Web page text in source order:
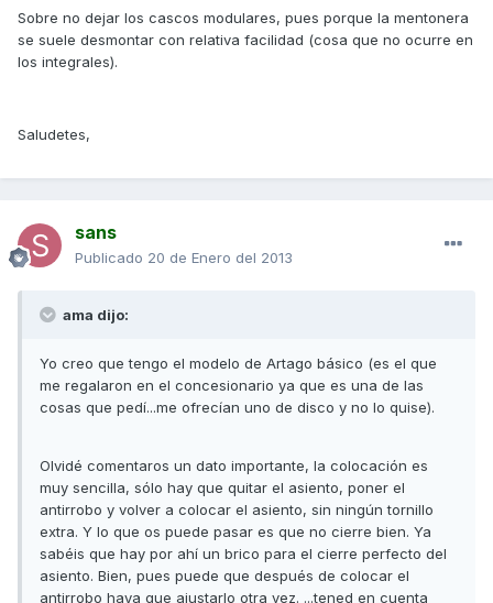
Sobre no dejar los cascos modulares, pues porque la mentonera
se suele desmontar con relativa facilidad (cosa que no ocurre en
los integrales).
Saludetes,
sans
Publicado 20 de Enero del 2013
ama dijo:
Yo creo que tengo el modelo de Artago básico (es el que
me regalaron en el concesionario ya que es una de las
cosas que pedí...me ofrecían uno de disco y no lo quise).
Olvidé comentaros un dato importante, la colocación es
muy sencilla, sólo hay que quitar el asiento, poner el
antirrobo y volver a colocar el asiento, sin ningún tornillo
extra. Y lo que os puede pasar es que no cierre bien. Ya
sabéis que hay por ahí un brico para el cierre perfecto del
asiento. Bien, pues puede que después de colocar el
antirrobo haya que ajustarlo otra vez. ...tened en cuenta